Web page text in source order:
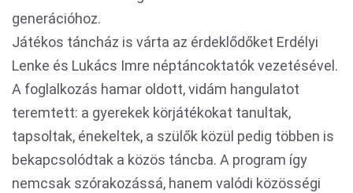
generációhoz.
Játékos táncház is várta az érdeklődőket Erdélyi
Lenke és Lukács Imre néptáncoktatók vezetésével.
A foglalkozás hamar oldott, vidám hangulatot
teremtett: a gyerekek körjátékokat tanultak,
tapsoltak, énekeltek, a szülők közül pedig többen is
bekapcsolódtak a közös táncba. A program így
nemcsak szórakozássá, hanem valódi közösségi